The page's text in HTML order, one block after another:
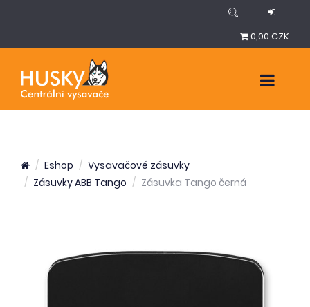
0,00 CZK
Eshop
Vysavačové zásuvky
Zásuvky ABB Tango
Zásuvka Tango černá